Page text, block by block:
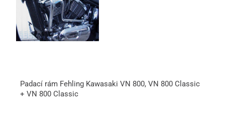
Padací rám Fehling Kawasaki VN 800, VN 800 Classic
+ VN 800 Classic